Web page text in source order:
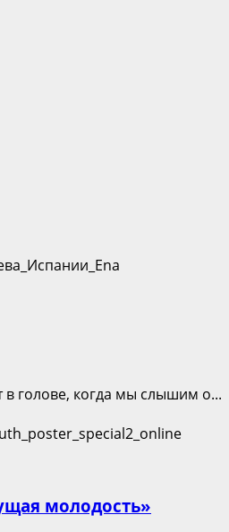
голове, когда мы слышим о...
молодость»